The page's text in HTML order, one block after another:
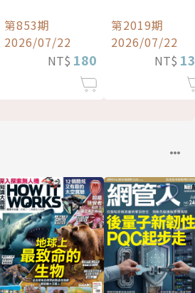
第853期
2026/07/22
NT$ 180
第2019期
2026/07/22
NT$